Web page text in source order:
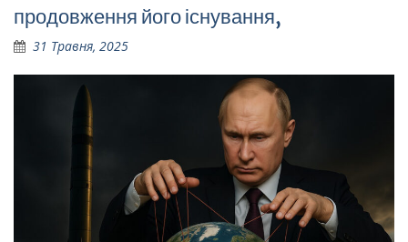
продовження його існування,
31 Травня, 2025